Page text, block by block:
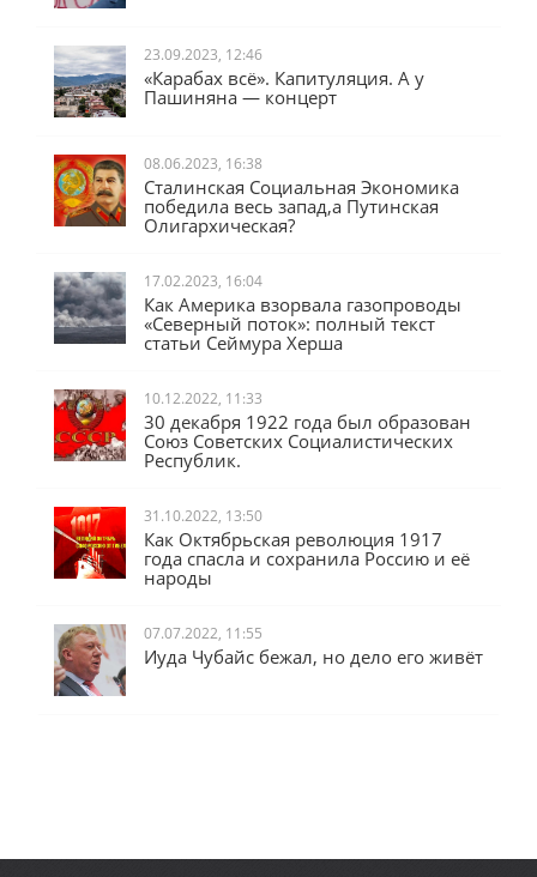
23.09.2023, 12:46
«Карабах всё». Капитуляция. А у
Пашиняна — концерт
08.06.2023, 16:38
Сталинская Социальная Экономика
победила весь запад,а Путинская
Олигархическая?
17.02.2023, 16:04
Как Америка взорвала газопроводы
«Северный поток»: полный текст
статьи Сеймура Херша
10.12.2022, 11:33
30 декабря 1922 года был образован
Союз Советских Социалистических
Республик.
31.10.2022, 13:50
Как Октябрьская революция 1917
года спасла и сохранила Россию и её
народы
07.07.2022, 11:55
Иуда Чубайс бежал, но дело его живёт